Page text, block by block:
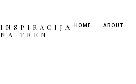
HOME ABOUT
INSPIRACIJA
NA TREN